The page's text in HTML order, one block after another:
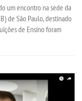
um encontro na sede da
de São Paulo, destinado
de Ensino foram